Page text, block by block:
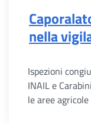
nella
Ispezioni
INAIL e
le aree